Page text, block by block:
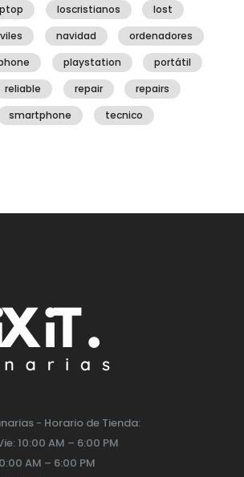
loscristianos
lost
navidad
ordenadores
playstation
portátil
reliable repair
repairs
smartphone
tecnico
- Horario de Tienda:
10:00 AM – 6:00 PM
AM – 6:00 PM